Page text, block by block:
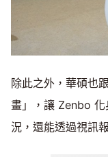
除此之外，華碩也
畫」，讓 Zenbo 化
況，還能透過視訊